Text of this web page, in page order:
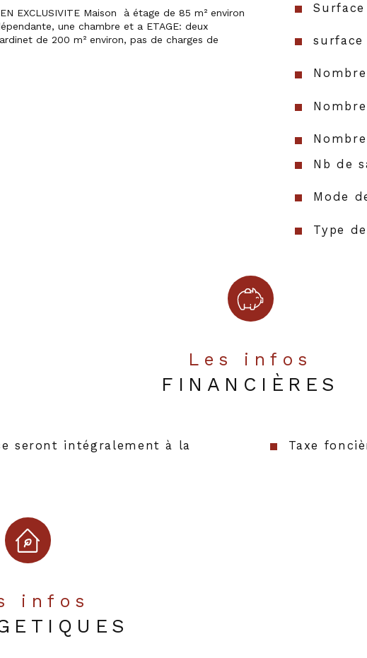
une chambre et a ETAGE: deux
de 200 m² environ, pas de charges de
Nb de
Mode
Type
Les infos
FINANCIÈRES
seront intégralement à la
Taxe
infos